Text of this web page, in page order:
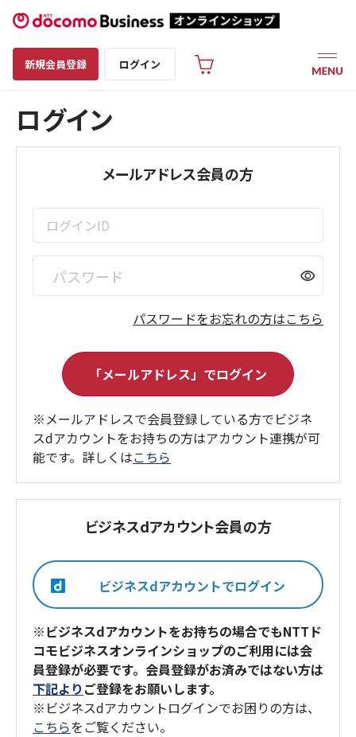
新規会員登録 ログイン
ログイン
メールアドレス会員の方
visibility
パスワードをお忘れの方はこちら
※メールアドレスで会員登録している方でビジネ
スdアカウントをお持ちの方はアカウント連携が可
能です。詳しくはこちら
ビジネスdアカウント会員の方
※ビジネスdアカウントをお持ちの場合でもNTTド
コモビジネスオンラインショップのご利用には会
員登録が必要です。会員登録がお済みではない方は
下記より ご登録をお願いします。
※ビジネスdアカウントログインでお困りの方は、
こちらをご覧ください。